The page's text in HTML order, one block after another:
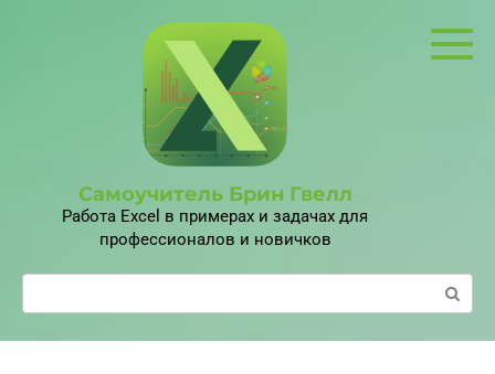
Самоучитель Брин Гвелл
Работа Excel в примерах и задачах для
профессионалов и новичков
Поиск: